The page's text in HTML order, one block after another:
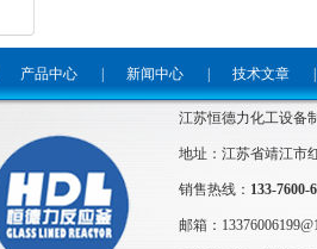
产品中心 新闻中心 技术文章
江苏恒德力化工设备
地址：江苏省靖江市
销售热线： 133-7600-
邮箱：